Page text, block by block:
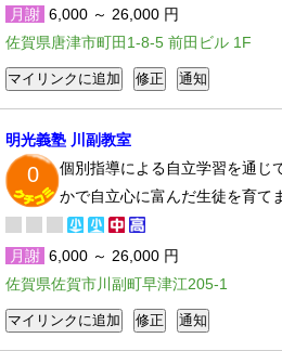
月謝 6,000 ～ 26,000 円
佐賀県唐津市町田1-8-5 前田ビル 1F
明光義塾 川副教室
0
個別指導による自立学習を通じ
かで自立心に富んだ生徒を育て
月謝 6,000 ～ 26,000 円
佐賀県佐賀市川副町早津江205-1